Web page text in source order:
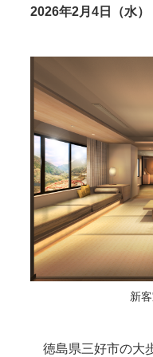
2026年2月4日（水）
新
徳島県三好市の大